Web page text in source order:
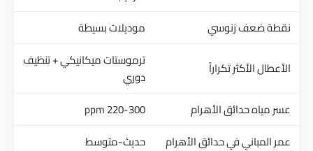
نقطة ضعف زنوسي
موديلات بسيطة
الأعطال الأكثر تكراراً
ترموستات ميكانيكي + تنظيف
دوري
عسر مياه حدائق الأهرام
220-300 ppm
عمر المباني في حدائق الأهرام
حديث-متوسط